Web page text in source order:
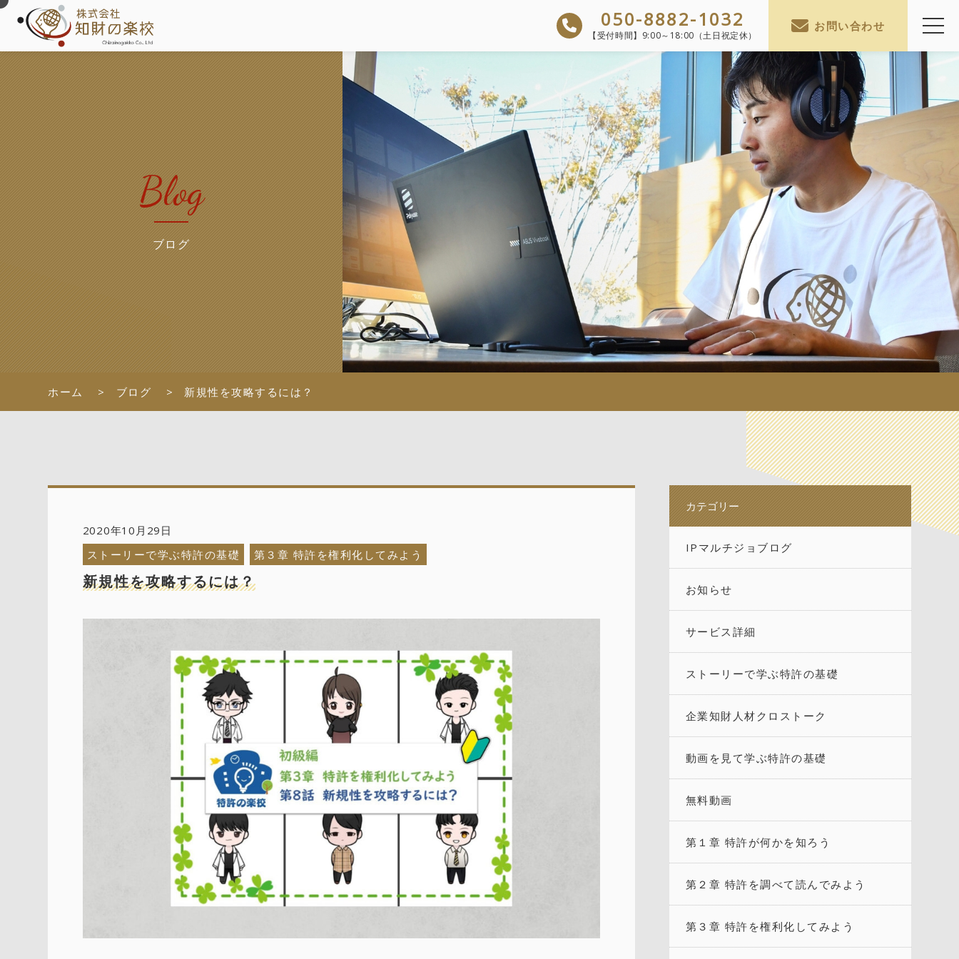
050-8882-1032
【受付時間】 9:00～18:00（土日祝定休）
お問い合わせ
Blog
ブログ
ホーム ブログ 新規性を攻略するには？
2020年10月29日
ストーリーで学ぶ特許の基礎
第３章 特許を権利化してみよう
新規性を攻略するには？
カテゴリー
IPマルチジョブログ
お知らせ
サービス詳細
ストーリーで学ぶ特許の基礎
企業知財人材クロストーク
動画を見て学ぶ特許の基礎
無料動画
第１章 特許が何かを知ろう
第２章 特許を調べて読んでみよう
第３章 特許を権利化してみよう